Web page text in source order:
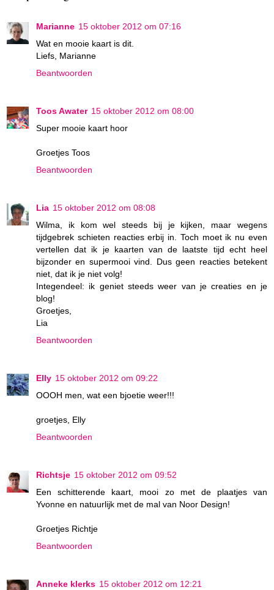
Marianne 15 oktober 2012 om 07:16
Wat en mooie kaart is dit.
Liefs, Marianne
Beantwoorden
Toos Awater 15 oktober 2012 om 08:00
Super mooie kaart hoor
Groetjes Toos
Beantwoorden
Lia 15 oktober 2012 om 08:08
Wilma, ik kom wel steeds bij je kijken, maar wegens
tijdgebrek schieten reacties erbij in. Toch moet ik nu even
vertellen dat ik je kaarten van de laatste tijd echt heel
bijzonder en supermooi vind. Dus geen reacties betekent
niet, dat ik je niet volg!
Integendeel: ik geniet steeds weer van je creaties en je
blog!
Groetjes,
Lia
Beantwoorden
Elly 15 oktober 2012 om 09:22
OOOH men, wat een bjoetie weer!!!
groetjes, Elly
Beantwoorden
Richtsje 15 oktober 2012 om 09:52
Een schitterende kaart, mooi zo met de plaatjes van
Yvonne en natuurlijk met de mal van Noor Design!
Groetjes Richtje
Beantwoorden
Anneke klerks 15 oktober 2012 om 12:21